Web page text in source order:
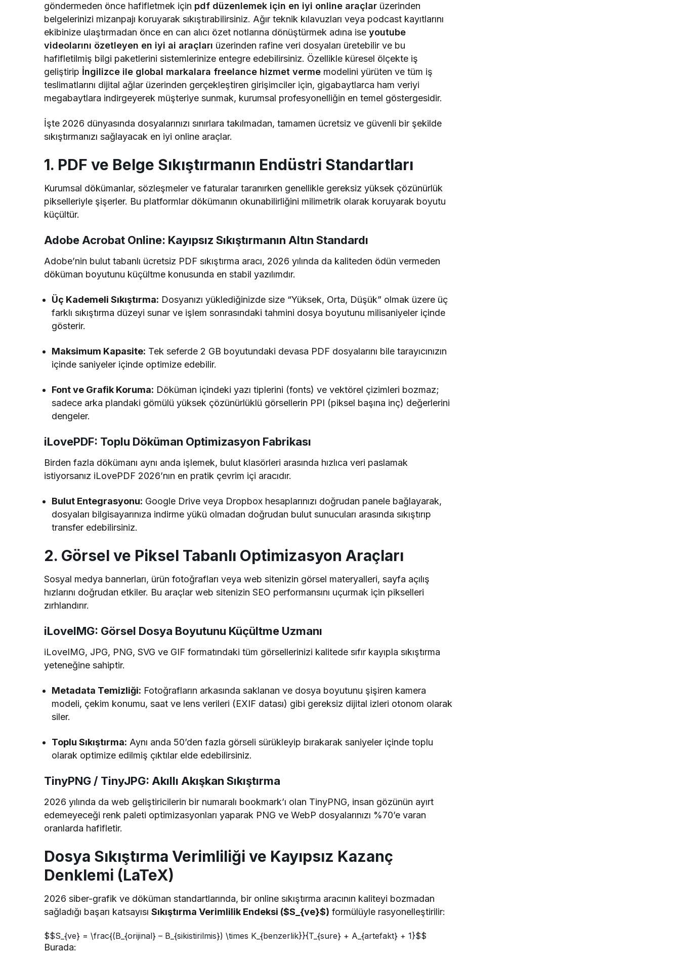
göndermeden önce hafifletmek için pdf düzenlemek için en iyi online araçlar üzerinden
belgelerinizi mizanpajı koruyarak sıkıştırabilirsiniz. Ağır teknik kılavuzları veya podcast kayıtlarını
ekibinize ulaştırmadan önce en can alıcı özet notlarına dönüştürmek adına iseyoutube
videolarını özetleyen en iyi ai araçları üzerinden rafine veri dosyaları üretebilir ve bu
hafifletilmiş bilgi paketlerini sistemlerinize entegre edebilirsiniz. Özellikle küresel ölçekte iş
geliştirip İngilizce ile global markalara freelance hizmet verme modelini yürüten ve tüm iş
teslimatlarını dijital ağlar üzerinden gerçekleştiren girişimciler için, gigabaytlarca ham veriyi
megabaytlara indirgeyerek müşteriye sunmak, kurumsal profesyonelliğin en temel göstergesidir.
İşte 2026 dünyasında dosyalarınızı sınırlara takılmadan, tamamen ücretsiz ve güvenli bir şekilde
sıkıştırmanızı sağlayacak en iyi online araçlar.
1. PDF ve Belge Sıkıştırmanın Endüstri Standartları
Kurumsal dökümanlar, sözleşmeler ve faturalar taranırken genellikle gereksiz yüksek çözünürlük
pikselleriyle şişerler. Bu platformlar dökümanın okunabilirliğini milimetrik olarak koruyarak boyutu
küçültür.
Adobe Acrobat Online: Kayıpsız Sıkıştırmanın Altın Standardı
Adobe’nin bulut tabanlı ücretsiz PDF sıkıştırma aracı, 2026 yılında da kaliteden ödün vermeden
döküman boyutunu küçültme konusunda en stabil yazılımdır.
Üç Kademeli Sıkıştırma: Dosyanızı yüklediğinizde size “Yüksek, Orta, Düşük” olmak üzere üç
farklı sıkıştırma düzeyi sunar ve işlem sonrasındaki tahmini dosya boyutunu milisaniyeler içinde
gösterir.
Maksimum Kapasite: Tek seferde 2 GB boyutundaki devasa PDF dosyalarını bile tarayıcınızın
içinde saniyeler içinde optimize edebilir.
Font ve Grafik Koruma: Döküman içindeki yazı tiplerini (fonts) ve vektörel çizimleri bozmaz;
sadece arka plandaki gömülü yüksek çözünürlüklü görsellerin PPI (piksel başına inç) değerlerini
dengeler.
iLovePDF: Toplu Döküman Optimizasyon Fabrikası
Birden fazla dökümanı aynı anda işlemek, bulut klasörleri arasında hızlıca veri paslamak
istiyorsanız iLovePDF 2026’nın en pratik çevrim içi aracıdır.
Bulut Entegrasyonu: Google Drive veya Dropbox hesaplarınızı doğrudan panele bağlayarak,
dosyaları bilgisayarınıza indirme yükü olmadan doğrudan bulut sunucuları arasında sıkıştırıp
transfer edebilirsiniz.
2. Görsel ve Piksel Tabanlı Optimizasyon Araçları
Sosyal medya bannerları, ürün fotoğrafları veya web sitenizin görsel materyalleri, sayfa açılış
hızlarını doğrudan etkiler. Bu araçlar web sitenizin SEO performansını uçurmak için pikselleri
zırhlandırır.
iLoveIMG: Görsel Dosya Boyutunu Küçültme Uzmanı
iLoveIMG, JPG, PNG, SVG ve GIF formatındaki tüm görsellerinizi kalitede sıfır kayıpla sıkıştırma
yeteneğine sahiptir.
Metadata Temizliği: Fotoğrafların arkasında saklanan ve dosya boyutunu şişiren kamera
modeli, çekim konumu, saat ve lens verileri (EXIF datası) gibi gereksiz dijital izleri otonom olarak
siler.
Toplu Sıkıştırma: Aynı anda 50’den fazla görseli sürükleyip bırakarak saniyeler içinde toplu
olarak optimize edilmiş çıktılar elde edebilirsiniz.
TinyPNG / TinyJPG: Akıllı Akışkan Sıkıştırma
2026 yılında da web geliştiricilerin bir numaralı bookmark’ı olan TinyPNG, insan gözünün ayırt
edemeyeceği renk paleti optimizasyonları yaparak PNG ve WebP dosyalarınızı %70’e varan
oranlarda hafifletir.
Dosya Sıkıştırma Verimliliği ve Kayıpsız Kazanç
Denklemi (LaTeX)
2026 siber-grafik ve döküman standartlarında, bir online sıkıştırma aracının kaliteyi bozmadan
sağladığı başarı katsayısıSıkıştırma Verimlilik Endeksi ($S_{ve}$) formülüyle rasyonelleştirilir:
$$S_{ve} = \frac{(B_{orijinal} – B_{sikistirilmis}) \times K_{benzerlik}}{T_{sure} + A_{artefakt} + 1}$$
Burada: